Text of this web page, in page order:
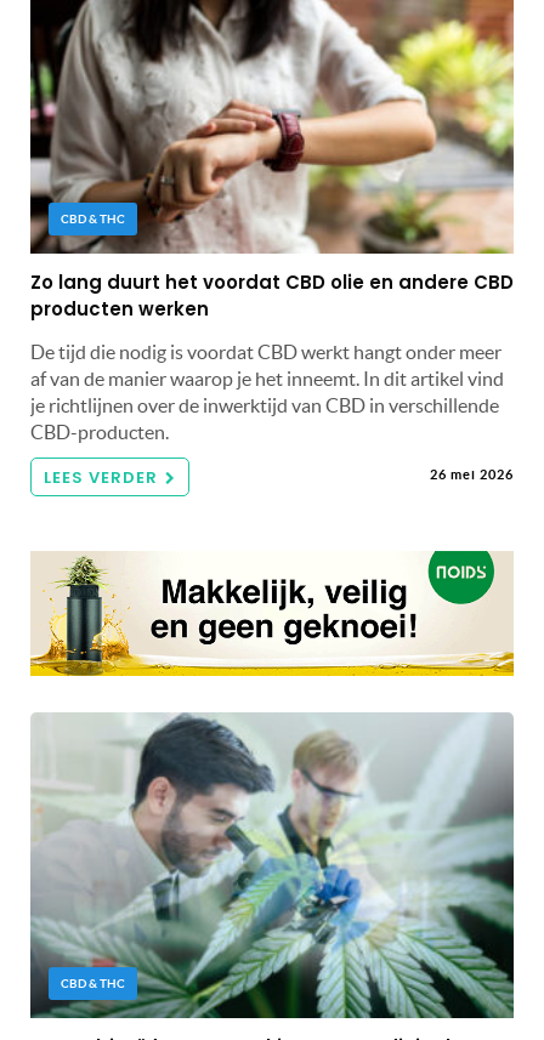
CBD & THC
Zo lang duurt het voordat CBD olie en andere CBD
producten werken
De tijd die nodig is voordat CBD werkt hangt onder meer
af van de manier waarop je het inneemt. In dit artikel vind
je richtlijnen over de inwerktijd van CBD in verschillende
CBD-producten.
LEES VERDER 26 mei 2026
CBD & THC